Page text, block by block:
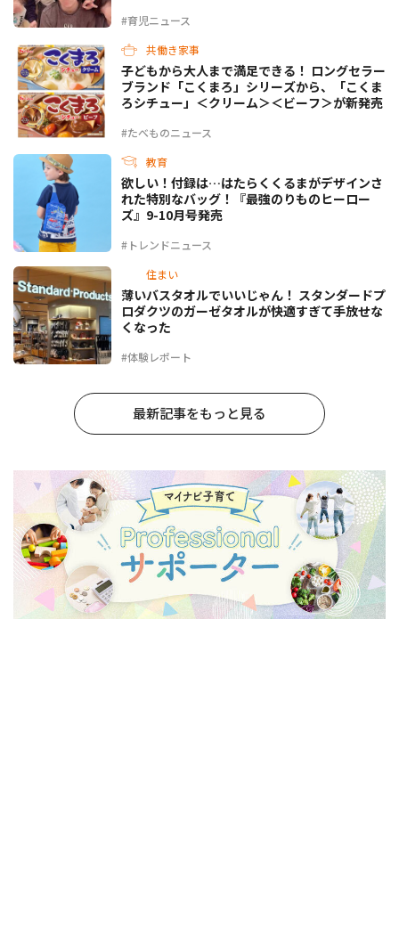
#育児ニュース
共働き家事
#たべものニュース
子どもから大人まで満足できる！ ロングセラー
ブランド「こくまろ」シリーズから、「こくま
ろシチュー」＜クリーム＞＜ビーフ＞が新発売
教育
#トレンドニュース
欲しい！付録は…はたらくくるまがデザインさ
れた特別なバッグ！『最強のりものヒーロー
ズ』9-10月号発売
住まい
#体験レポート
薄いバスタオルでいいじゃん！ スタンダードプ
ロダクツのガーゼタオルが快適すぎて手放せな
くなった
最新記事をもっと見る